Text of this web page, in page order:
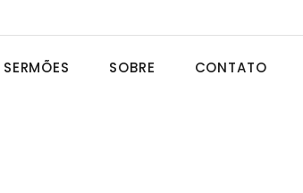
SERMÕES SOBRE CONTATO